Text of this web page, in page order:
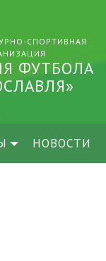
СПОРТИВНАЯ
ФУТБОЛА
НОВОСТИ